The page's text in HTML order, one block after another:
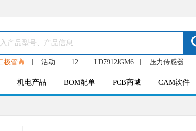
极管 活动 12 LD7912JGM6 压力传感器
机电产品 BOM配单 PCB商城 CAM软件